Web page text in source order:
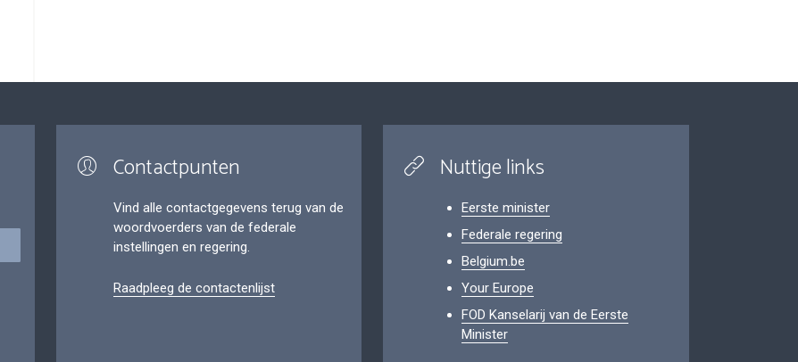
Contactpunten
Vind alle contactgegevens terug van de
woordvoerders van de federale
instellingen en regering.
Raadpleeg de contactenlijst
Nuttige links
Eerste minister
Federale regering
Belgium.be
Your Europe
FOD Kanselarij van de Eerste
Minister